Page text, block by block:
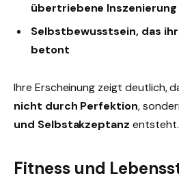
übertriebene Inszenierung
Selbstbewusstsein, das
betont
Ihre Erscheinung zeigt deutlich,
nicht durch Perfektion,
und Selbstakzeptanz entsteht.
Fitness und